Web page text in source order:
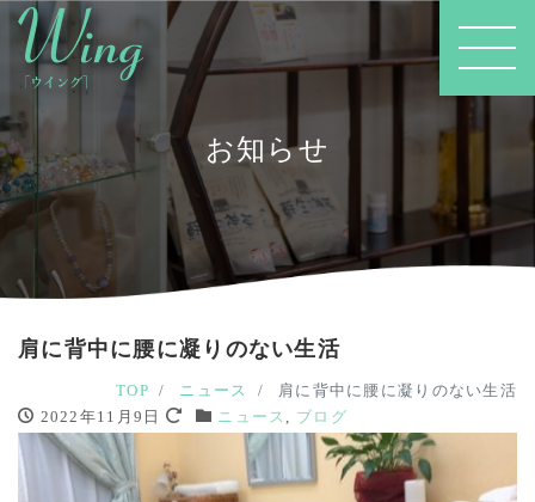
お知らせ
肩に背中に腰に凝りのない生活
TOP ニュース
肩に背中に腰に凝りのない生活
2022年11月9日
ニュース , ブログ